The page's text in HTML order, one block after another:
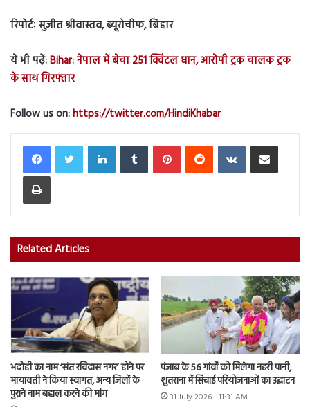
रिपोर्टः सुजीत श्रीवास्तव, ब्यूरोचीफ, बिहार
ये भी पढ़ें:Bihar: नेपाल में बेचा 251 क्विंटल धान, आरोपी ट्रक चालक ट्रक
के साथ गिरफ्तार
Follow us on:https://twitter.com/HindiKhabar
LinkedInTumblr PinterestReddit VKontakteShare via Email
Print
Related Articles
भदोही का नाम ‘संत रविदास नगर’ होने पर
मायावती ने किया स्वागत, अन्य जिलों के
पुराने नाम बहाल करने की मांग
पंजाब के 56 गांवों को मिलेगा नहरी पानी,
शुतराना में सिंचाई परियोजनाओं का उद्घाटन
31 July 2026 - 11:31 AM